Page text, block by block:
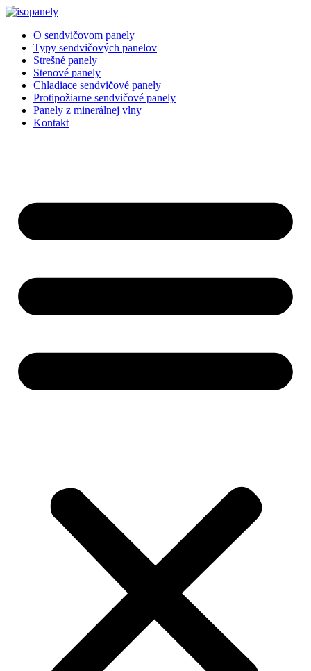
Preskočiť
obsah
O sendvičovom panely
Typy sendvičových panelov
Strešné panely
Stenové panely
Chladiace sendvičové panely
Protipožiarne sendvičové panely
Panely z minerálnej vlny
Kontakt